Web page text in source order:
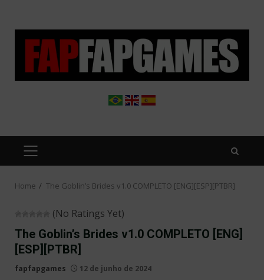
PRIMARY
MENU
Home The Goblin’s Brides v1.0 COMPLETO [ENG][ESP][PTBR]
(No Ratings Yet)
The Goblin’s Brides v1.0 COMPLETO [ENG]
[ESP][PTBR]
fapfapgames 12 de junho de 2024